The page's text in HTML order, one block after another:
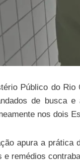
Público do Rio
de busca
nos dois
apura a prática
e remédios